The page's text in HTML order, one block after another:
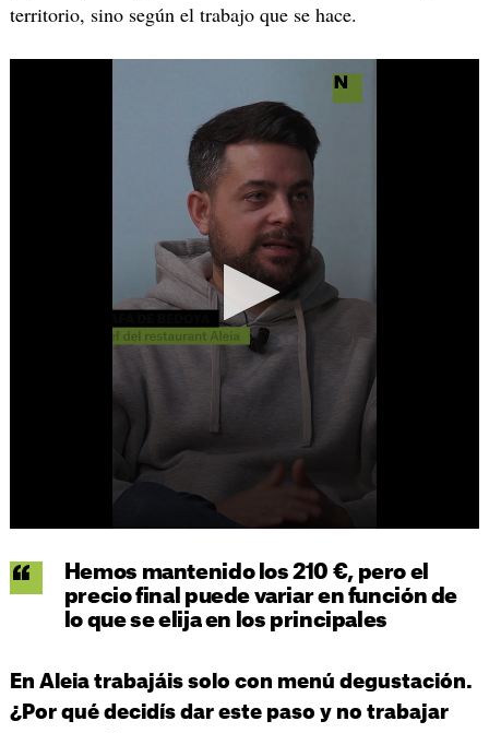
territorio, sino según el trabajo que se hace.
Hemos mantenido los 210 €, pero el
precio final puede variar en función de
lo que se elija en los principales
En Aleia trabajáis solo con menú degustación.
¿Por qué decidís dar este paso y no trabajar